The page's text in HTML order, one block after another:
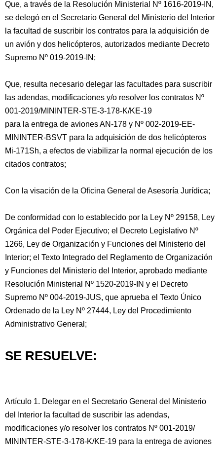
Que, a través de la Resolución Ministerial Nº 1616-2019-IN,
se delegó en el Secretario General del Ministerio del Interior
la facultad de suscribir los contratos para la adquisición de
un avión y dos helicópteros, autorizados mediante Decreto
Supremo Nº 019-2019-IN;
Que, resulta necesario delegar las facultades para suscribir
las adendas, modificaciones y/o resolver los contratos Nº
001-2019/MININTER-STE-3-178-K/KE-19
para la entrega de aviones AN-178 y Nº 002-2019-EE-
MININTER-BSVT para la adquisición de dos helicópteros
Mi-171Sh, a efectos de viabilizar la normal ejecución de los
citados contratos;
Con la visación de la Oficina General de Asesoría Jurídica;
De conformidad con lo establecido por la Ley Nº 29158, Ley
Orgánica del Poder Ejecutivo; el Decreto Legislativo Nº
1266, Ley de Organización y Funciones del Ministerio del
Interior; el Texto Integrado del Reglamento de Organización
y Funciones del Ministerio del Interior, aprobado mediante
Resolución Ministerial Nº 1520-2019-IN y el Decreto
Supremo Nº 004-2019-JUS, que aprueba el Texto Único
Ordenado de la Ley Nº 27444, Ley del Procedimiento
Administrativo General;
SE RESUELVE:
Artículo 1. Delegar en el Secretario General del Ministerio
del Interior la facultad de suscribir las adendas,
modificaciones y/o resolver los contratos Nº 001-2019/
MININTER-STE-3-178-K/KE-19 para la entrega de aviones